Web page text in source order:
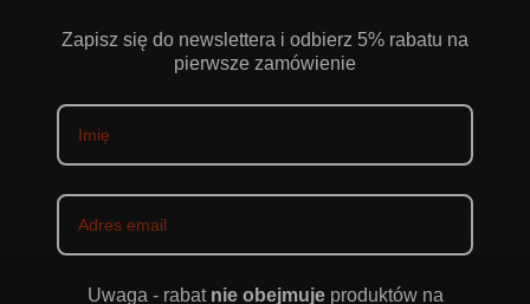
Zapisz się do newslettera i odbierz 5% rabatu na
pierwsze zamówienie
Uwaga - rabat nie obejmujeproduktów na